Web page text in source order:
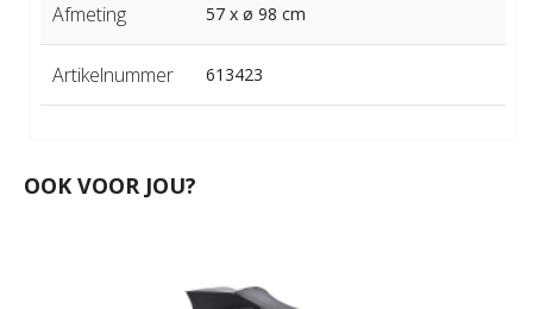
Afmeting 57 x ø 98 cm
Artikelnummer 613423
OOK VOOR JOU?